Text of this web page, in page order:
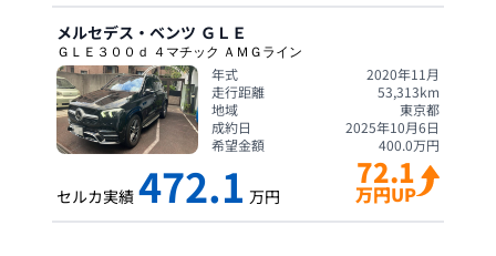
メルセデス・ベンツ ＧＬＥ
ＧＬＥ３００ｄ ４マチック ＡＭＧライン
年式
2020年11月
走行距離
53,313km
地域
東京都
成約日
2025年10月6日
希望金額
400.0万円
セルカ実績 472.1 万円
72.1
万円UP